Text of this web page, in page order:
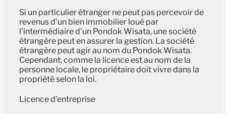
Si un particulier étranger ne peut pas percevoir de
revenus d'un bien immobilier loué par
l'intermédiaire d'un Pondok Wisata, une société
étrangère peut en assurer la gestion. La société
étrangère peut agir au nom du Pondok Wisata.
Cependant, comme la licence est au nom de la
personne locale, le propriétaire doit vivre dans la
propriété selon la loi.
Licence d'entreprise